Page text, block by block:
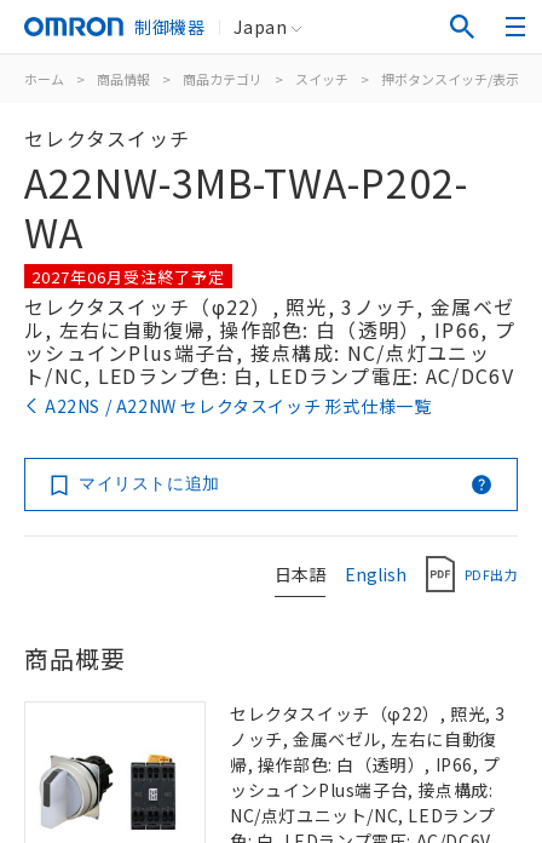
制御機器 Japan
ホーム > 商品情報 > 商品カテゴリ > スイッチ > 押ボタンスイッチ/表示灯
セレクタスイッチ
A22NW-3MB-TWA-P202-
WA
2027年06月受注終了予定
セレクタスイッチ（φ22）, 照光, 3ノッチ, 金属ベゼ
ル, 左右に自動復帰, 操作部色: 白（透明）, IP66, プ
ッシュインPlus端子台, 接点構成: NC/点灯ユニッ
ト/NC, LEDランプ色: 白, LEDランプ電圧: AC/DC6V
A22NS / A22NW セレクタスイッチ 形式仕様一覧
マイリストに追加
日本語 English PDF出力
商品概要
セレクタスイッチ（φ22）, 照光, 3
ノッチ, 金属ベゼル, 左右に自動復
帰, 操作部色: 白（透明）, IP66, プ
ッシュインPlus端子台, 接点構成:
NC/点灯ユニット/NC, LEDランプ